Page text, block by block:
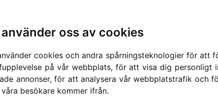
oss av cookies
cookies och andra spårningsteknologier för att
på vår webbplats, för att visa dig personligt
annonser, för att analysera vår webbplatstrafik och
besökare kommer ifrån.